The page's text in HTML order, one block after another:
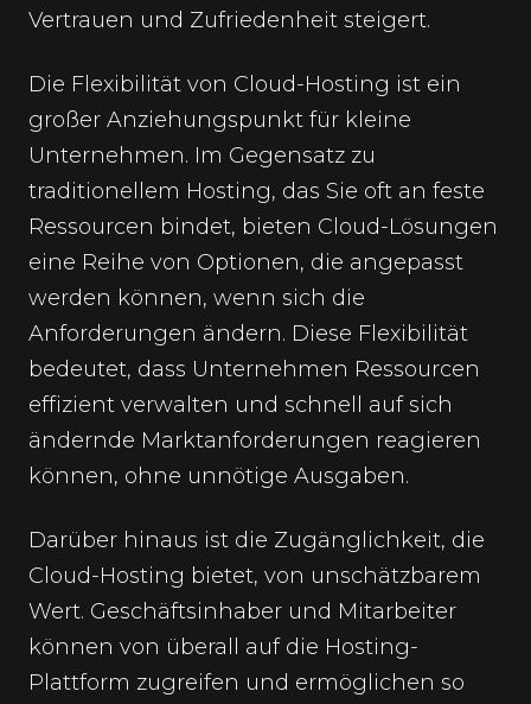
Vertrauen und Zufriedenheit steigert.
Die Flexibilität von Cloud-Hosting ist ein
großer Anziehungspunkt für kleine
Unternehmen. Im Gegensatz zu
traditionellem Hosting, das Sie oft an feste
Ressourcen bindet, bieten Cloud-Lösungen
eine Reihe von Optionen, die angepasst
werden können, wenn sich die
Anforderungen ändern. Diese Flexibilität
bedeutet, dass Unternehmen Ressourcen
effizient verwalten und schnell auf sich
ändernde Marktanforderungen reagieren
können, ohne unnötige Ausgaben.
Darüber hinaus ist die Zugänglichkeit, die
Cloud-Hosting bietet, von unschätzbarem
Wert. Geschäftsinhaber und Mitarbeiter
können von überall auf die Hosting-
Plattform zugreifen und ermöglichen so